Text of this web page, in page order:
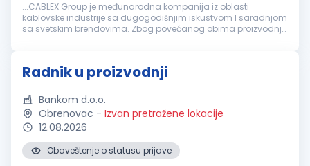
...CABLEX Group je međunarodna kompanija iz oblasti
kablovske industrije sa dugogodišnjim iskustvom I saradnjom
sa svetskim brendovima. Zbog povećanog obima proizvodnje,
Radnik u proizvodnji
Bankom d.o.o.
Obrenovac - Izvan pretražene lokacije
12.08.2026
Obaveštenje o statusu prijave